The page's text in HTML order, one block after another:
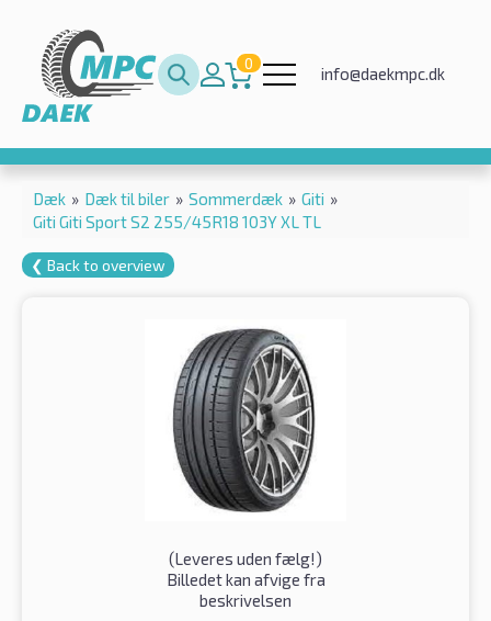
0
info@daekmpc.dk
Dæk » Dæk til biler » Sommerdæk » Giti »
Giti Giti Sport S2 255/45R18 103Y XL TL
❮ Back to overview
(Leveres uden fælg!)
Billedet kan afvige fra
beskrivelsen